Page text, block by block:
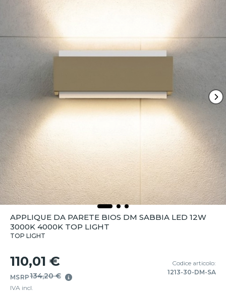
APPLIQUE DA PARETE BIOS DM SABBIA LED 12W
3000K 4000K TOP LIGHT
TOP LIGHT
110,01 €
MSRP134,20 €
IVA incl.
Codice articolo:
1213-30-DM-SA